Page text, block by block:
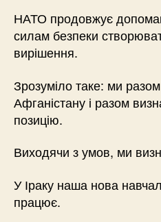
НАТО продовжує
силам безпеки
вирішення.
Зрозуміло таке: ми
Афганістану і разом
позицію.
Виходячи з умов, ми
У Іраку наша нова
працює.